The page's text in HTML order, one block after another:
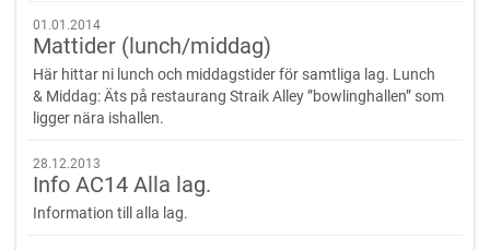
01.01.2014
Mattider (lunch/middag)
Här hittar ni lunch och middagstider för samtliga lag. Lunch
& Middag: Äts på restaurang Straik Alley ”bowlinghallen” som
ligger nära ishallen.
28.12.2013
Info AC14 Alla lag.
Information till alla lag.